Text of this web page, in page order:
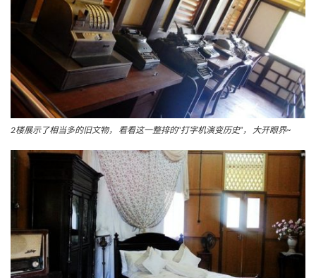
2楼展示了相当多的旧文物， 看看这一整排的“打字机演变历史”， 大开眼界~